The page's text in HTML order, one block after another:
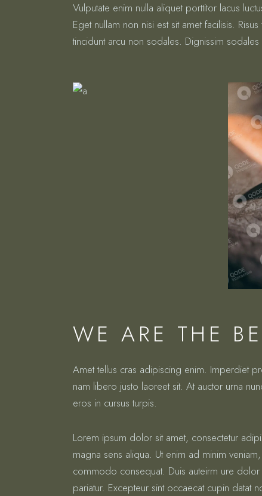
Vulputate enim nulla aliquet porttitor lacus
Eget nullam non nisi est sit amet facilisis.
tincidunt arcu non sodales. Dignissim
WE ARE THE
Amet tellus cras adipiscing enim. Imperdiet
nam libero justo laoreet sit. At auctor urna
eros in cursus turpis.
Lorem ipsum dolor sit amet, consectetur
magna sens aliqua. Ut enim ad minim
commodo consequat. Duis auteirm ure
pariatur. Excepteur sint occaecat cupin datat